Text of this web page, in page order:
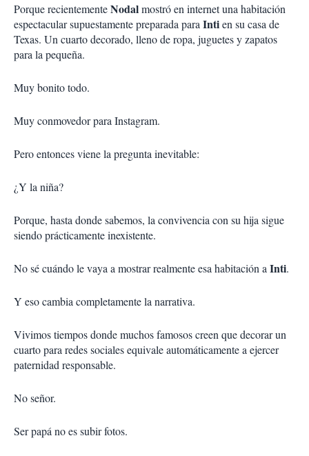
Porque recientementeNodalmostró en internet una habitación
espectacular supuestamente preparada para Intien su casa de
Texas. Un cuarto decorado, lleno de ropa, juguetes y zapatos
para la pequeña.
Muy bonito todo.
Muy conmovedor para Instagram.
Pero entonces viene la pregunta inevitable:
¿Y la niña?
Porque, hasta donde sabemos, la convivencia con su hija sigue
siendo prácticamente inexistente.
No sé cuándo le vaya a mostrar realmente esa habitación a Inti.
Y eso cambia completamente la narrativa.
Vivimos tiempos donde muchos famosos creen que decorar un
cuarto para redes sociales equivale automáticamente a ejercer
paternidad responsable.
No señor.
Ser papá no es subir fotos.